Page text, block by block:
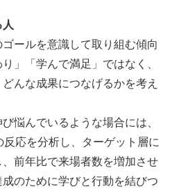
ールを意識して取り組む傾向
」「学んで満足」ではなく、
んな成果につなげるかを考え
悩んでいるような場合には、
応を分析し、ターゲット層に
前年比で来場者数を増加させ
のために学びと行動を結びつ